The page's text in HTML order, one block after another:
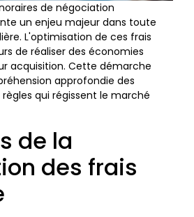
de négociation
un enjeu majeur dans toute
L'optimisation de ces frais
de réaliser des économies
acquisition. Cette démarche
approfondie des
qui régissent le marché
de la
des frais